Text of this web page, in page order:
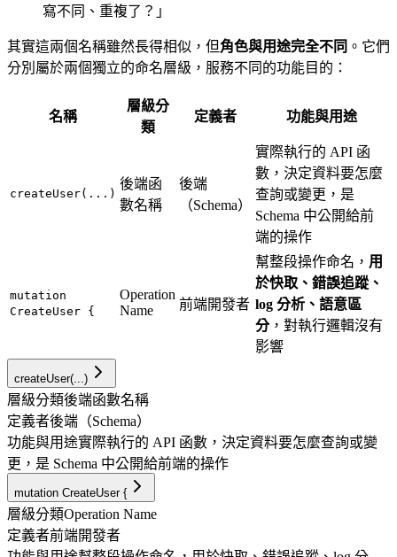
寫不同、重複了？」
其實這兩個名稱雖然長得相似，但角色與用途完全不同 。它們
分別屬於兩個獨立的命名層級，服務不同的功能目的：
名稱
層級分
類
定義者 功能與用途
createUser(...)
後端函
數名稱
後端
（Schema）
實際執行的 API 函
數，決定資料要怎麼
查詢或變更，是
Schema 中公開給前
端的操作
mutation
CreateUser {
Operation
Name
前端開發者
幫整段操作命名， 用
於快取、錯誤追蹤、
log 分析、語意區
分，對執行邏輯沒有
影響
createUser(...)
層級分類後端函數名稱
定義者後端（Schema）
功能與用途實際執行的 API 函數，決定資料要怎麼查詢或變
更，是 Schema 中公開給前端的操作
mutation CreateUser {
層級分類Operation Name
定義者前端開發者